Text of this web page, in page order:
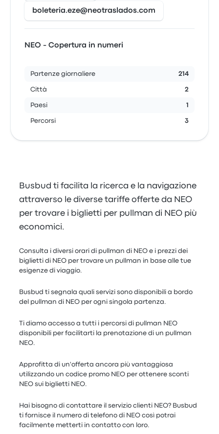
boleteria.eze@neotraslados.com
NEO - Copertura in numeri
Partenze giornaliere 214
Città 2
Paesi 1
Percorsi 3
Busbud ti facilita la ricerca e la navigazione
attraverso le diverse tariffe offerte da NEO
per trovare i biglietti per pullman di NEO più
economici.
Consulta i diversi orari di pullman di NEO e i prezzi dei
biglietti di NEO per trovare un pullman in base alle tue
esigenze di viaggio.
Busbud ti segnala quali servizi sono disponibili a bordo
del pullman di NEO per ogni singola partenza.
Ti diamo accesso a tutti i percorsi di pullman NEO
disponibili per facilitarti la prenotazione di un pullman
NEO.
Approfitta di un'offerta ancora più vantaggiosa
utilizzando un codice promo NEO per ottenere sconti
NEO sui biglietti NEO.
Hai bisogno di contattare il servizio clienti NEO? Busbud
ti fornisce il numero di telefono di NEO così potrai
facilmente metterti in contatto con loro.